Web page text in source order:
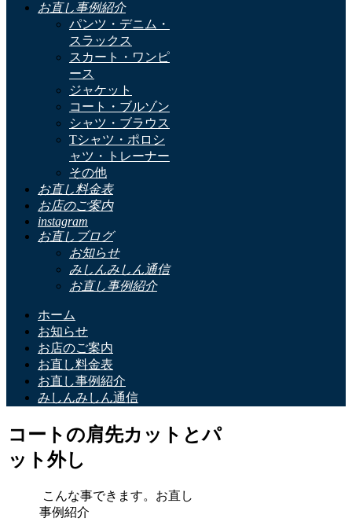
お直し事例紹介
パンツ・デニム・
スラックス
スカート・ワンピ
ース
ジャケット
コート・ブルゾン
シャツ・ブラウス
Tシャツ・ポロシ
ャツ・トレーナー
その他
お直し料金表
お店のご案内
instagram
お直しブログ
お知らせ
みしんみしん通信
お直し事例紹介
ホーム
お知らせ
お店のご案内
お直し料金表
お直し事例紹介
みしんみしん通信
コートの肩先カットとパ
ット外し
こんな事できます。お直し
事例紹介